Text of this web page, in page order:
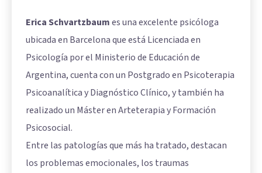
Erica Schvartzbaumes una excelente psicóloga
ubicada en Barcelona que está Licenciada en
Psicología por el Ministerio de Educación de
Argentina, cuenta con un Postgrado en Psicoterapia
Psicoanalítica y Diagnóstico Clínico, y también ha
realizado un Máster en Arteterapia y Formación
Psicosocial.
Entre las patologías que más ha tratado, destacan
los problemas emocionales, los traumas